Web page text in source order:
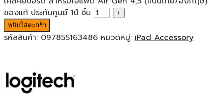
ของแท้ ประกันศูนย์ 1ปี ชิ้น
หยิบใส่ตะกร้า
รหัสสินค้า: 097855163486 หมวดหมู่: iPad Accessory